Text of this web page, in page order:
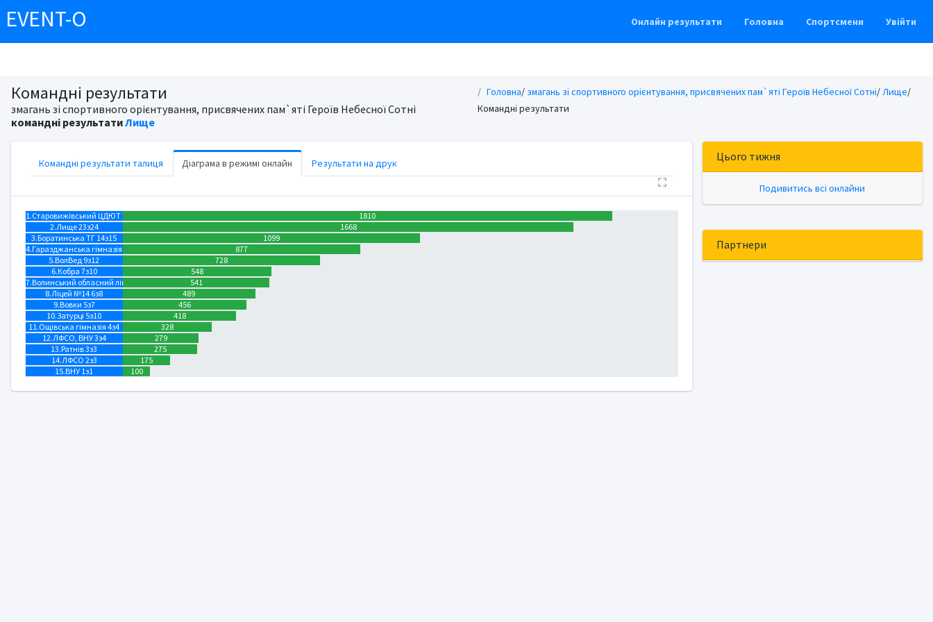
EVENT-O Онлайн результати Головна Спортсмени Увійти
Командні результати
змагань зі спортивного орієнтування, присвячених пам`яті Героїв Небесної Сотні
командні результатиЛище
Головна/ змагань зі спортивного орієнтування, присвячених пам`яті Героїв Небесної Сотні/Лище/
Командні результати
Командні результати талиця Діаграма в режимі онлайн Результати на друк
1.Старовижівський ЦДЮТ 24з25
1810
2.Лище 23з24
1668
3.Боратинська ТГ 14з15
1099
4.Гаразджанська гімназія 11з16
877
5.ВолВед 9з12
728
6.Кобра 7з10
548
7.Волинський обласний ліцей з посиленою військово-фізичною підгото 6з6
541
8.Ліцей №14 6з8
489
9.Вовки 5з7
456
10.Затурці 5з10
418
11.Ощівська гімназія 4з4
328
12.ЛФСО, ВНУ 3з4
279
13.Ратнів 3з3
275
14.ЛФСО 2з3
175
15.ВНУ 1з1
100
Цього тижня
Подивитись всі онлайни
Партнери